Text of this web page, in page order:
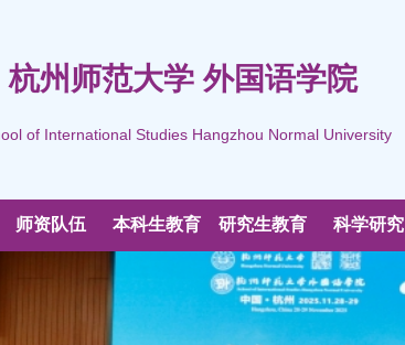
杭州师范大学 外国语学院
of International Studies Hangzhou Normal University
师资队伍 本科生教育 研究生教育 科学研究